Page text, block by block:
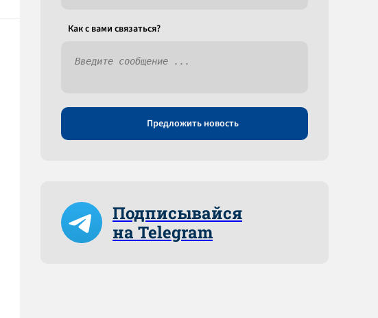
Как c вами связаться?
Предложить новость
Подписывайся
на Telegram